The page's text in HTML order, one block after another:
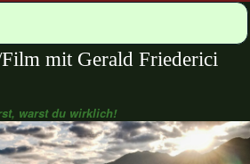
mit Gerald Friederici
warst du wirklich!